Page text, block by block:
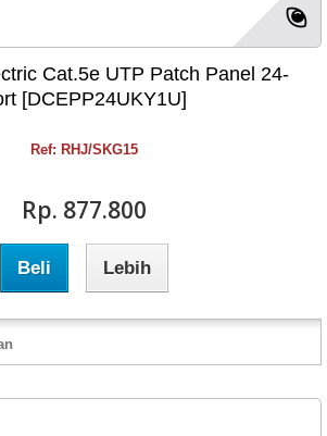
Cat.5e UTP Patch Panel 24-
[DCEPP24UKY1U]
Ref: RHJ/SKG15
Rp‎. 877.800
Beli Lebih